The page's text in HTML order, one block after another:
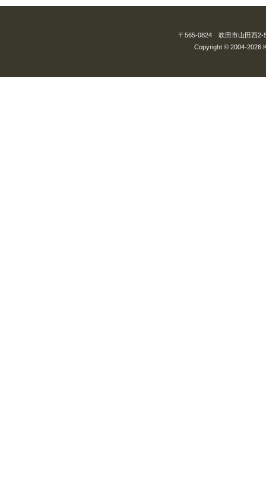
〒565-0824 吹田市山田西
Copyright © 2004-2026